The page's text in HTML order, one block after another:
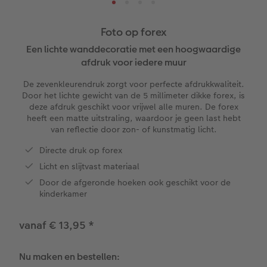
XXL Liggend
Compact Vierkant
Kids
Papiersoorten
Kaftsoorten
Mogelijkheden
Mini retro prints
Fine art prints
Mini prints
Foto in lijst
Premium poster
Fotosets
Foto op forex
Foto op hexxas
Meerluik
Alle extra's
Papiersoorten
Om op te schrijven
Met designs
Making Memories Wandkalenders
Alle extra's
Textiel
Dierencadeaus
Telefoonhoesjes
Fotogeschenkboxen
Art prints
Trouwkaarten
Verjaardagskaarten
Communiekaarten
Alle thema's
Met reliëfopdruk
Foto op forex
Een lichte wanddecoratie met een hoogwaardige
afdruk voor iedere muur
De zevenkleurendruk zorgt voor perfecte afdrukkwaliteit.
Door het lichte gewicht van de 5 millimeter dikke forex, is
deze afdruk geschikt voor vrijwel alle muren. De forex
heeft een matte uitstraling, waardoor je geen last hebt
van reflectie door zon- of kunstmatig licht.
Directe druk op forex
Licht en slijtvast materiaal
Door de afgeronde hoeken ook geschikt voor de
kinderkamer
vanaf € 13,95 *
Nu maken en bestellen: